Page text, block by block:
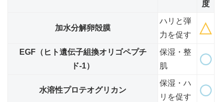
度
加水分解卵殻膜
ハリと弾
力を促す
EGF（ヒト遺伝子組換オリゴペプチ
ド-1）
保湿・整
肌
水溶性プロテオグリカン
保湿・ハ
リを促す